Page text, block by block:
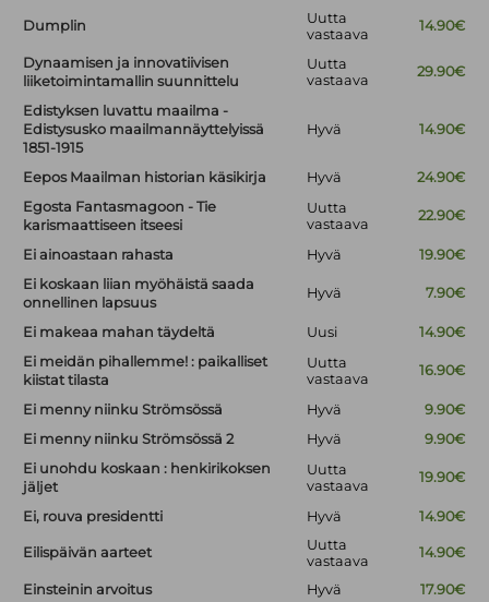
Dumplin
Uutta
vastaava
14.90€
Dynaamisen ja innovatiivisen
liiketoimintamallin suunnittelu
Uutta
vastaava
29.90€
Edistyksen luvattu maailma -
Edistysusko maailmannäyttelyissä
1851-1915
Hyvä 14.90€
Eepos Maailman historian käsikirja Hyvä
24.90€
Egosta Fantasmagoon - Tie
karismaattiseen itseesi
Uutta
vastaava
22.90€
Ei ainoastaan rahasta Hyvä
19.90€
Ei koskaan liian myöhäistä saada
onnellinen lapsuus
Hyvä 7.90€
Ei makeaa mahan täydeltä Uusi
14.90€
Ei meidän pihallemme! : paikalliset
kiistat tilasta
Uutta
vastaava
16.90€
Ei menny niinku Strömsössä Hyvä
9.90€
Ei menny niinku Strömsössä 2
Hyvä
9.90€
Ei unohdu koskaan : henkirikoksen
jäljet
Uutta
vastaava
19.90€
Ei, rouva presidentti Hyvä 14.90€
Eilispäivän aarteet
Uutta
vastaava
14.90€
Einsteinin arvoitus Hyvä
17.90€